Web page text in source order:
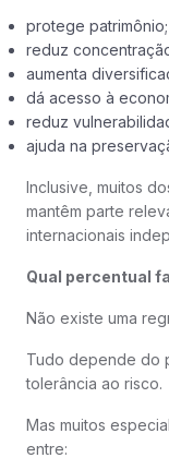
protege patrimônio;
reduz
aumenta
dá acesso à
reduz
ajuda na
Inclusive, muitos
mantêm parte
internacionais
Qual percentual
Não existe uma
Tudo depende do
tolerância ao risco.
Mas muitos
entre: